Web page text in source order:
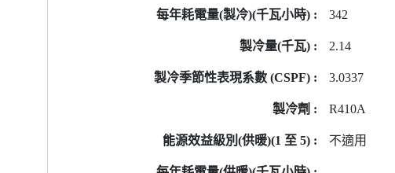
342
2.14
3.0337
R410A
不適用